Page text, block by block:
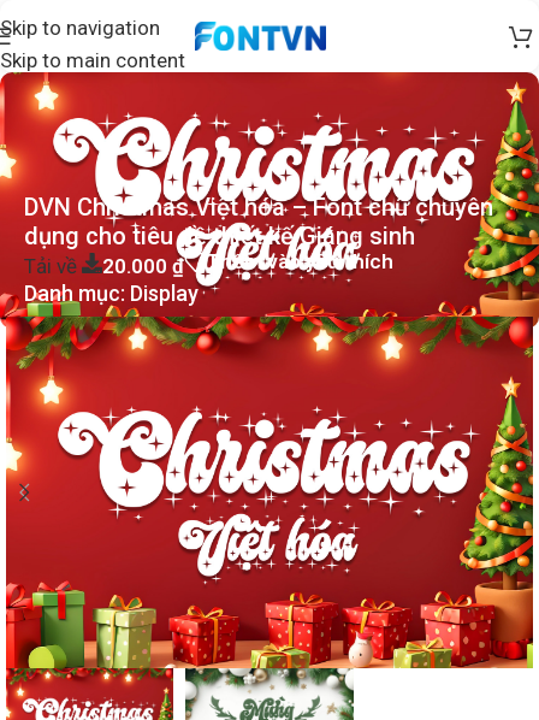
Skip to navigation
Skip to main content
DVN Christmas Việt hóa – Font chữ chuyên
dụng cho tiêu đề thiết kế Giáng sinh
Tải về 20.000 ₫ Thêm vào yêu thích
Danh mục: Display